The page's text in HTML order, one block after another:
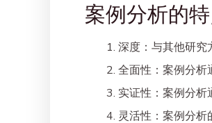
案例分析的
深度 ：与其他研
全面性 ：案例分
实证性 ：案例分
灵活性 ：案例分